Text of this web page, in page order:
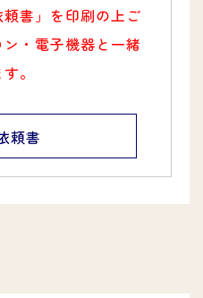
書」を印刷の上ご
・電子機器と一緒
。
頼書